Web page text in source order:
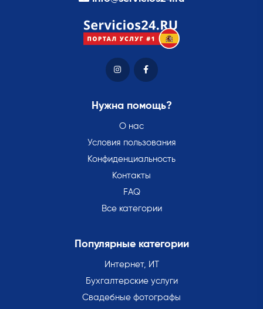
Нужна помощь?
О нас
Условия пользования
Конфиденциальность
Контакты
FAQ
Все категории
Популярные категории
Интернет, ИТ
Бухгалтерские услуги
Свадебные фотографы